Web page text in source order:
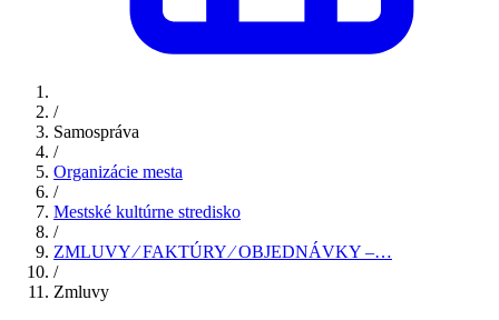
/
Samospráva
/
Organizácie mesta
/
Mestské kultúrne stredisko
/
ZMLUVY ⁄ FAKTÚRY ⁄ OBJEDNÁVKY –…
/
Zmluvy